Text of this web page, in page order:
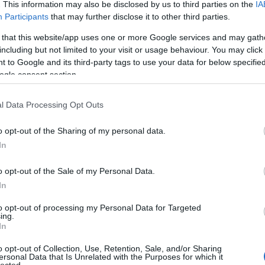
This information may also be disclosed by us to third parties on the
Participants that may further disclose it to other third parties.
that this website/app uses one or more Google services and may
but not limited to your visit or usage behaviour. You may
to Google and its third-party tags to use your data for below
consent section.
Data Processing Opt Outs
opt-out of the Sharing of my personal data.
opt-out of the Sale of my Personal Data.
opt-out of processing my Personal Data for Targeted
opt-out of Collection, Use, Retention, Sale, and/or Sharing
Data that Is Unrelated with the Purposes for which it
aCthulhu hívásacímű történethez
sorsát követhetjük nyomon. Ifjú felfedezőnk rajong a
nagykorúvá válását az új-anglai városokat érintő
Innsmouth különösen felkeltette az érdeklődését,
a hajdan szebb napokat látott kikötővárosról. Mikor
csotrogányán, akkor még aligha sejthette, hogy
Csakugyan lenne hát valóságalapja a rossznyelvű
szentségtelen alkujáról szóló rémmesének meg